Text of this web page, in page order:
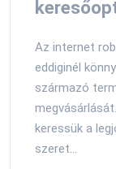
Az internet
eddiginél
származó
keressük a
szeret...